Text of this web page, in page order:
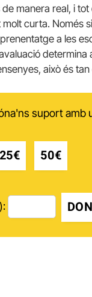
manera real, i
curta. Només
a les
determina
això és tan
suport amb
25€ 50€